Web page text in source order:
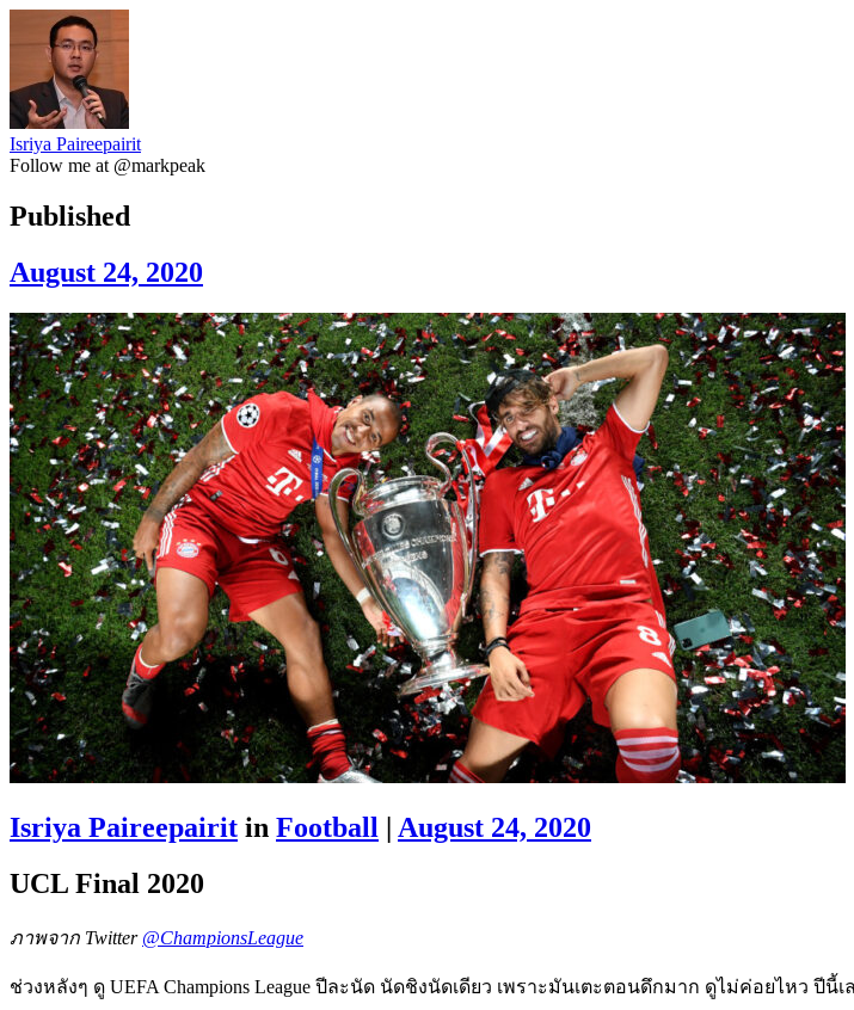
Isriya Paireepairit
Follow me at @markpeak
Published
August 24, 2020
Isriya Paireepairit in Football | August 24, 2020
UCL Final 2020
ภาพจาก Twitter @ChampionsLeague
ช่วงหลังๆ ดู UEFA Champions League ปีละนัด นัดชิงนัดเดียว เพราะมันเตะตอนดึกมาก ดูไม่ค่อยไหว ปีนี้เ